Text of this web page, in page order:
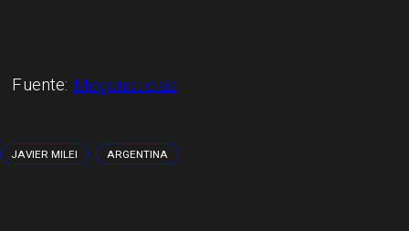
Fuente: Meganoticias
JAVIER MILEI ARGENTINA